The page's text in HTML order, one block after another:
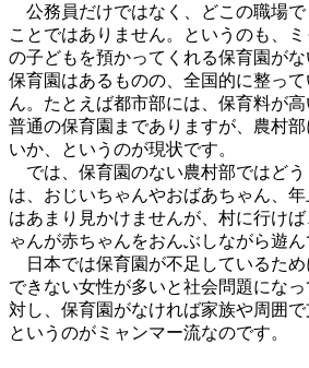
公務員だけではなく、どこの職場で
ことではありません。というのも、
の子どもを預かってくれる保育園が
保育園はあるものの、全国的に整っ
ん。たとえば都市部には、保育料が
普通の保育園までありますが、農村
いか、というのが現状です。
では、保育園のない農村部ではど
は、おじいちゃんやおばあちゃん、
はあまり見かけませんが、村に行け
ゃんが赤ちゃんをおんぶしながら遊ん
日本では保育園が不足しているため
できない女性が多いと社会問題にな
対し、保育園がなければ家族や周囲
というのがミャンマー流なのです。